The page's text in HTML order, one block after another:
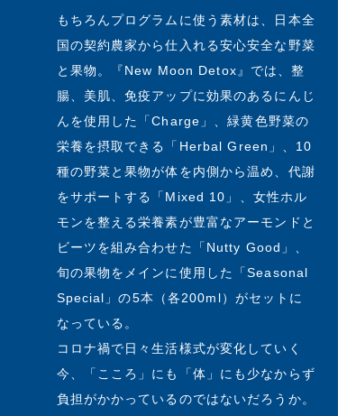
もちろんプログラムに使う素材は、日本全
国の契約農家から仕入れる安心安全な野菜
と果物。『New Moon Detox』では、整
腸、美肌、免疫アップに効果のあるにんじ
んを使用した「Charge」、緑黄色野菜の
栄養を摂取できる「Herbal Green」、10
種の野菜と果物が体を内側から温め、代謝
をサポートする「Mixed 10」、女性ホル
モンを整える栄養素が豊富なアーモンドと
ビーツを組み合わせた「Nutty Good」、
旬の果物をメインに使用した「Seasonal
Special」の5本（各200ml）がセットに
なっている。
コロナ禍で日々生活様式が変化していく
今、「こころ」にも「体」にも少なからず
負担がかかっているのではないだろうか。